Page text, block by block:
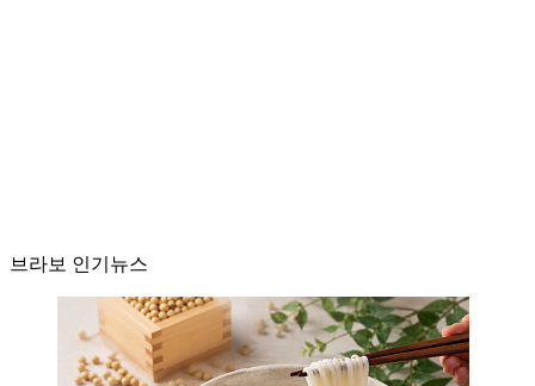
브라보 인기뉴스